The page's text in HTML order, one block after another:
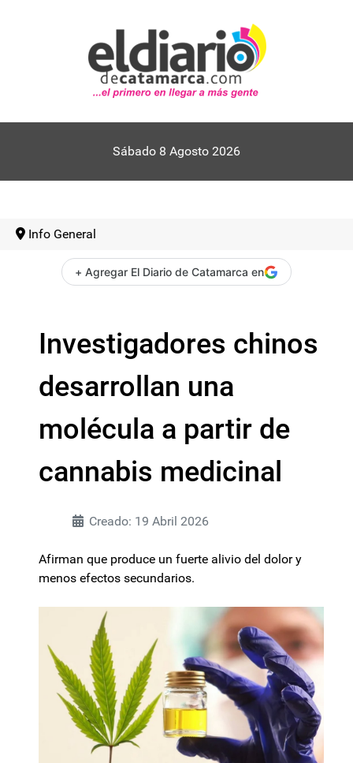
Sábado 8 Agosto 2026
Info General
+ Agregar El Diario de Catamarca en
Investigadores chinos
desarrollan una
molécula a partir de
cannabis medicinal
Creado: 19 Abril 2026
Afirman que produce un fuerte alivio del dolor y
menos efectos secundarios.